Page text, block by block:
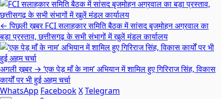
← पिछली ख़बरFCI सलाहकार समिति बैठक में सांसद बृजमोहन अग्रवाल का
बड़ा प्रस्ताव, छत्तीसगढ़ के सभी संभागों में खुलें मंडल कार्यालय
अगली ख़बर → ‘एक पेड़ माँ के नाम’ अभियान में शामिल हुए गिरिराज सिंह, विकास
कार्यों पर भी हुई अहम चर्चा
WhatsApp FacebookXTelegram